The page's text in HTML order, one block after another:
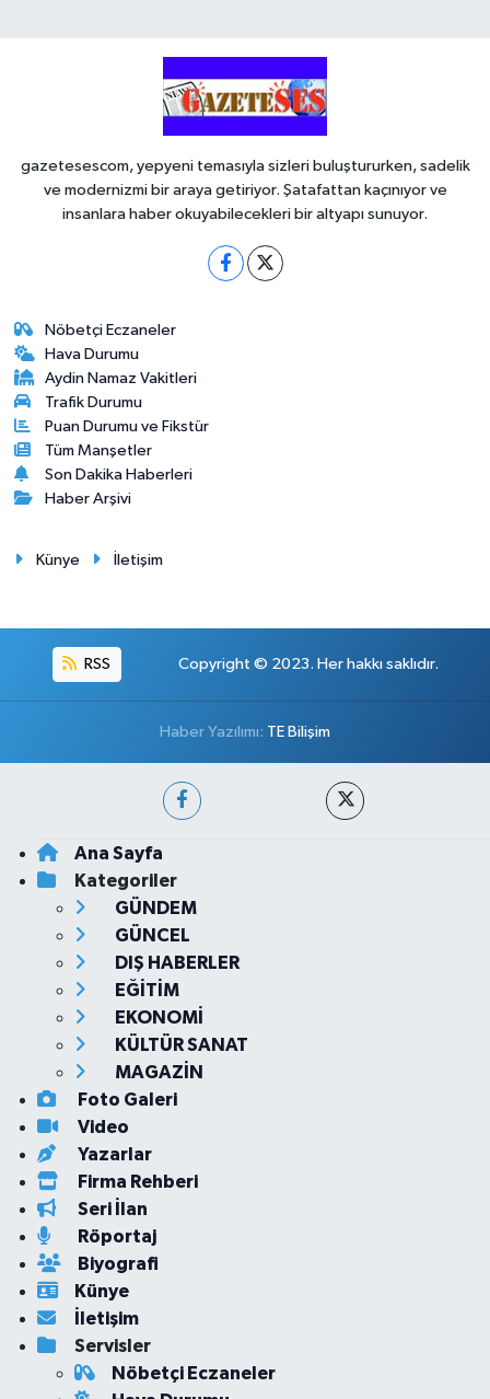
gazetesescom, yepyeni temasıyla sizleri buluştururken, sadelik
ve modernizmi bir araya getiriyor. Şatafattan kaçınıyor ve
insanlara haber okuyabilecekleri bir altyapı sunuyor.
Nöbetçi Eczaneler
Hava Durumu
Aydin Namaz Vakitleri
Trafik Durumu
Puan Durumu ve Fikstür
Tüm Manşetler
Son Dakika Haberleri
Haber Arşivi
Künye İletişim
RSS Copyright © 2023. Her hakkı saklıdır.
Haber Yazılımı: TE Bilişim
Ana Sayfa
Kategoriler
GÜNDEM
GÜNCEL
DIŞ HABERLER
EĞİTİM
EKONOMİ
KÜLTÜR SANAT
MAGAZİN
Foto Galeri
Video
Yazarlar
Firma Rehberi
Seri İlan
Röportaj
Biyografi
Künye
İletişim
Servisler
Nöbetçi Eczaneler